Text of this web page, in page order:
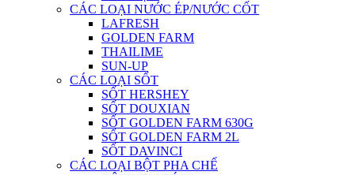
CÁC LOẠI NƯỚC ÉP/NƯỚC CỐT
LAFRESH
GOLDEN FARM
THAILIME
SUN-UP
CÁC LOẠI SỐT
SỐT HERSHEY
SỐT DOUXIAN
SỐT GOLDEN FARM 630G
SỐT GOLDEN FARM 2L
SỐT DAVINCI
CÁC LOẠI BỘT PHA CHẾ